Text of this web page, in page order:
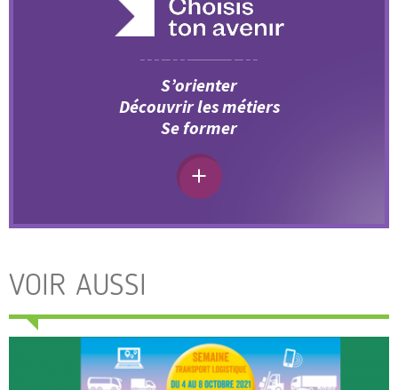
S’orienter
Découvrir les métiers
Se former
VOIR AUSSI